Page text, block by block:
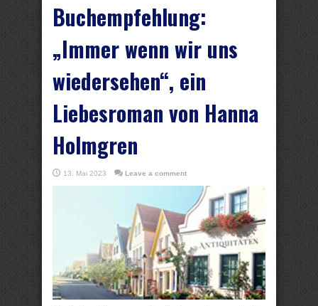
Buchempfehlung:
„Immer wenn wir uns
wiedersehen“, ein
Liebesroman von Hanna
Holmgren
13. Mai 2023 Leave a comment